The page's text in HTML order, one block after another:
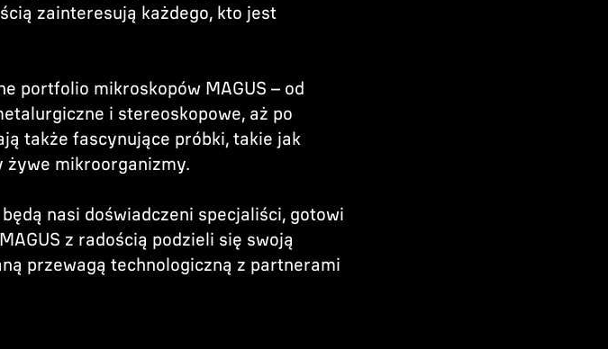
zainteresują każdego, kto jest
portfolio mikroskopów MAGUS – od
i stereoskopowe, aż po
także fascynujące próbki, takie jak
mikroorganizmy.
nasi doświadczeni specjaliści, gotowi
z radością podzieli się swoją
przewagą technologiczną z partnerami